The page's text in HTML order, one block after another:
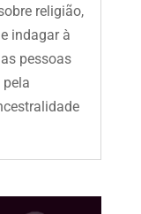
religião,
indagar à
pessoas